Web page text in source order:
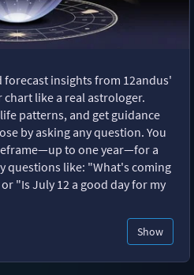
insights from 12andus'
like a real astrologer.
patterns, and get guidance
by asking any question. You
to one year—for a
questions like: "What's coming
"Is July 12 a good day for my
Show